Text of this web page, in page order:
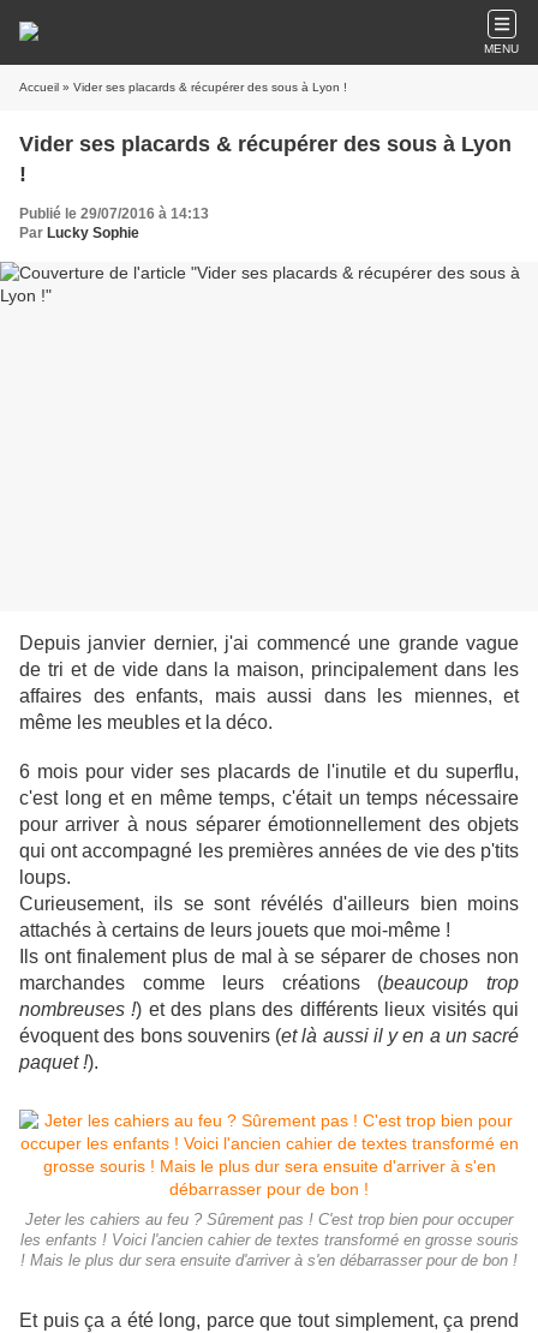
MENU
Accueil » Vider ses placards & récupérer des sous à Lyon !
Vider ses placards & récupérer des sous à Lyon
!
Publié le 29/07/2016 à 14:13
Par Lucky Sophie
Depuis janvier dernier, j'ai commencé une grande vague
de tri et de vide dans la maison, principalement dans les
affaires des enfants, mais aussi dans les miennes, et
même les meubles et la déco.
6 mois pour vider ses placards de l'inutile et du superflu,
c'est long et en même temps, c'était un temps nécessaire
pour arriver à nous séparer émotionnellement des objets
qui ont accompagné les premières années de vie des p'tits
loups.
Curieusement, ils se sont révélés d'ailleurs bien moins
attachés à certains de leurs jouets que moi-même !
Ils ont finalement plus de mal à se séparer de choses non
marchandes comme leurs créations (beaucoup trop
nombreuses !) et des plans des différents lieux visités qui
évoquent des bons souvenirs (et là aussi il y en a un sacré
paquet !).
Jeter les cahiers au feu ? Sûrement pas ! C'est trop bien pour occuper
les enfants ! Voici l'ancien cahier de textes transformé en grosse souris
! Mais le plus dur sera ensuite d'arriver à s'en débarrasser pour de bon !
Et puis ça a été long, parce que tout simplement, ça prend